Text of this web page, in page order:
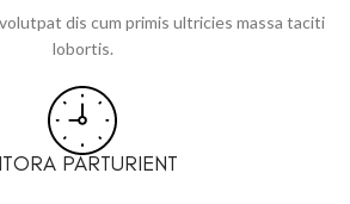
dis cum primis ultricies massa taciti
lobortis.
PARTURIENT